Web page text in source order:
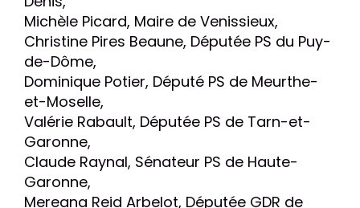
Michèle Picard, Maire de Venissieux,
Christine Pires Beaune, Députée PS du Puy-
de-Dôme,
Dominique Potier, Député PS de Meurthe-
et-Moselle,
Valérie Rabault, Députée PS de Tarn-et-
Garonne,
Claude Raynal, Sénateur PS de Haute-
Garonne,
Mereana Reid Arbelot, Députée GDR de